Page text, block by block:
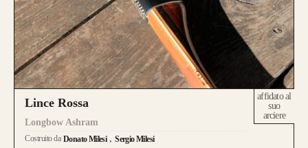
Lince Rossa
Longbow Ashram
Costruito da Donato Milesi
Sergio Milesi
affidato al
suo
arciere